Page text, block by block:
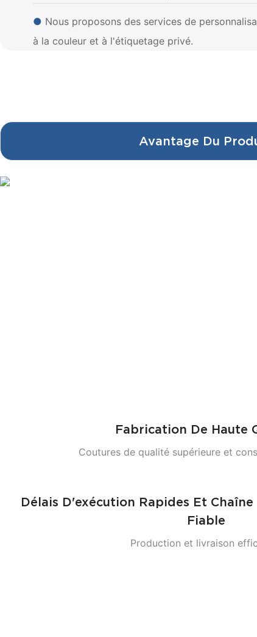
● Nous proposons des services de
à la couleur et à l'étiquetage privé.
Avantage Du
Fabrication De Haute
Coutures de qualité supérieure et
Délais D'exécution Rapides Et
Fiable
Production et livraison